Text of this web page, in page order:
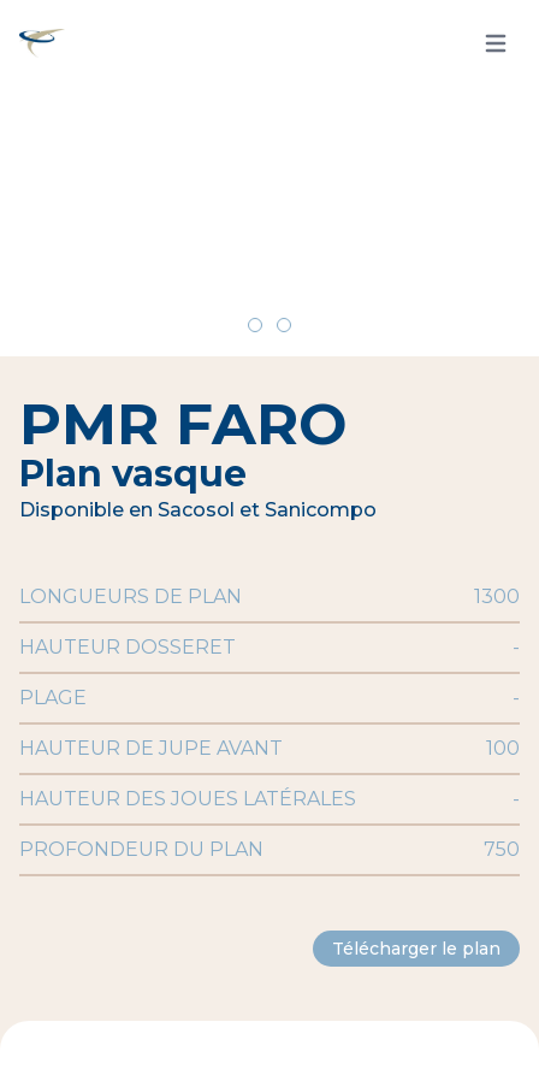
Open
PMR FARO
Plan vasque
Disponible en Sacosol et Sanicompo
LONGUEURS DE PLAN 1300
HAUTEUR DOSSERET -
PLAGE -
HAUTEUR DE JUPE AVANT 100
HAUTEUR DES JOUES LATÉRALES -
PROFONDEUR DU PLAN 750
Télécharger le plan